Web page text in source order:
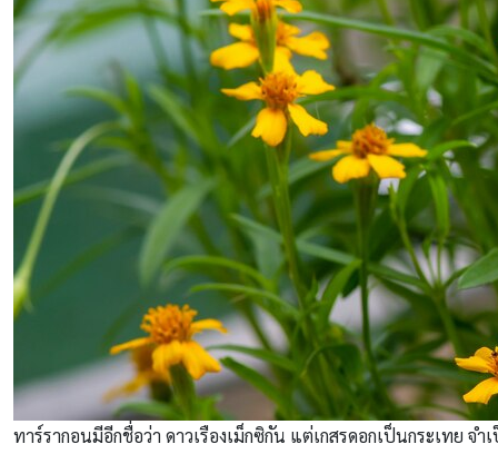
ทาร์รากอนมีอีกชื่อว่า ดาวเรืองเม็กซิกัน แต่เกสรดอกเป็นกระเทย